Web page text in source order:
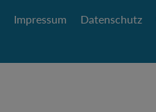
Impressum Datenschutz